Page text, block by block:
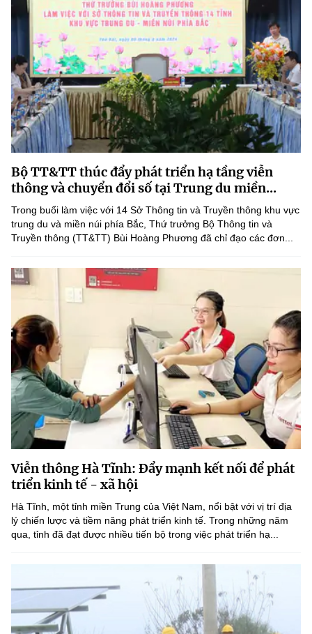
Bộ TT&TT thúc đẩy phát triển hạ tầng viễn
thông và chuyển đổi số tại Trung du miền...
Trong buổi làm việc với 14 Sở Thông tin và Truyền thông khu vực
trung du và miền núi phía Bắc, Thứ trưởng Bộ Thông tin và
Truyền thông (TT&TT) Bùi Hoàng Phương đã chỉ đạo các đơn...
Viễn thông Hà Tĩnh: Đẩy mạnh kết nối để phát
triển kinh tế - xã hội
Hà Tĩnh, một tỉnh miền Trung của Việt Nam, nổi bật với vị trí địa
lý chiến lược và tiềm năng phát triển kinh tế. Trong những năm
qua, tỉnh đã đạt được nhiều tiến bộ trong việc phát triển hạ...